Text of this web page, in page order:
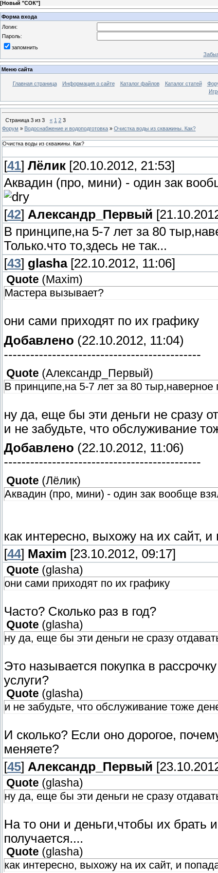
[Новый "СОК"]
Форма входа
Логин:
Пароль:
запомнить
Меню сайта
Главная страница Информация о сайте Каталог файлов Каталог статей
Страница 3 из 3 « 1 2 3
Форум » Водоснабжение и водоподготовка » Очистка воды из скважины. Как?
Очистка воды из скважины. Как?
[41] Лёлик [20.10.2012, 21:53]
Аквадин (про, мини) - один зак
[42] Александр_Первый
В принципе,на 5-7 лет за 80
Только.что то,здесь не так...
[43] glasha[22.10.2012, 11:06]
Quote (Maxim)
Мастера вызывает?
они сами приходят по их графику
Добавлено (22.10.2012, 11:04)
---------------------------------------------
Quote (Александр_Первый)
В принципе,на 5-7 лет за 80 тыр,наверное
ну да, еще бы эти деньги не сразу
и не забудьте, что обслуживание
Добавлено (22.10.2012, 11:06)
---------------------------------------------
Quote (Лёлик)
Аквадин (про, мини) - один зак вообще
как интересно, выхожу на их сайт,
[44] Maxim [23.10.2012, 09:17]
Quote (glasha)
они сами приходят по их графику
Часто? Сколько раз в год?
Quote (glasha)
ну да, еще бы эти деньги не сразу
Это называется покупка в
услуги?
Quote (glasha)
и не забудьте, что обслуживание тоже
И сколько? Если оно дорогое,
меняете?
[45] Александр_Первый
Quote (glasha)
ну да, еще бы эти деньги не сразу
На то они и деньги,чтобы их брать
получается....
Quote (glasha)
как интересно, выхожу на их сайт, и